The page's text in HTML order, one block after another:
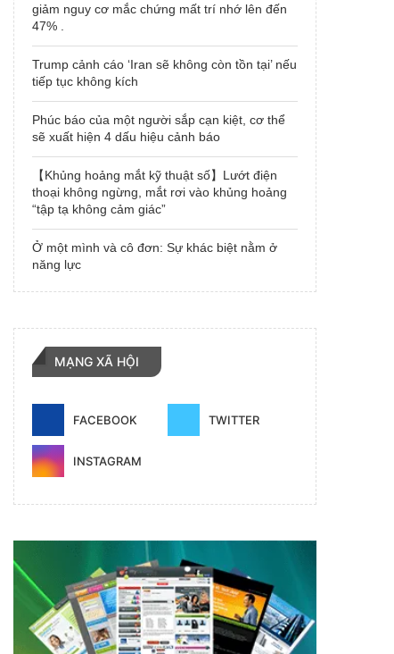
giảm nguy cơ mắc chứng mất trí nhớ lên đến
47% .
Trump cảnh cáo ‘Iran sẽ không còn tồn tại’ nếu
tiếp tục không kích
Phúc báo của một người sắp cạn kiệt, cơ thể
sẽ xuất hiện 4 dấu hiệu cảnh báo
【Khủng hoảng mắt kỹ thuật số】Lướt điện
thoại không ngừng, mắt rơi vào khủng hoảng
“tập tạ không cảm giác”
Ở một mình và cô đơn: Sự khác biệt nằm ở
năng lực
MẠNG XÃ HỘI
FACEBOOK TWITTER
INSTAGRAM